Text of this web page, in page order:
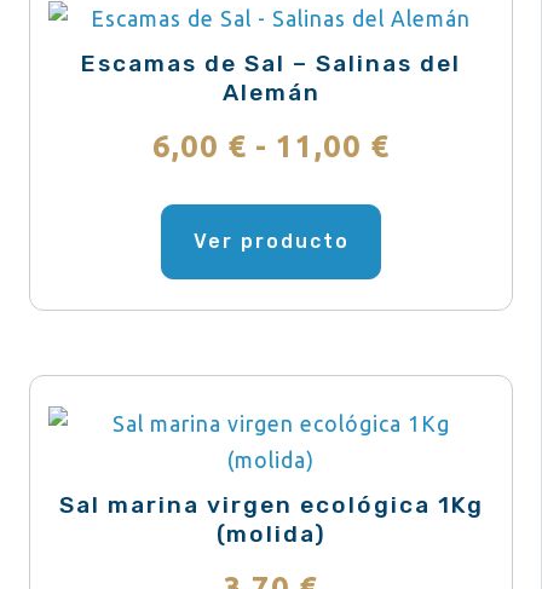
Escamas de Sal – Salinas del
Alemán
6,00 € - 11,00 €
desde
hasta
Ver producto
tiene
múltiples
Las
opciones
pueden
Sal marina virgen ecológica 1Kg
(molida)